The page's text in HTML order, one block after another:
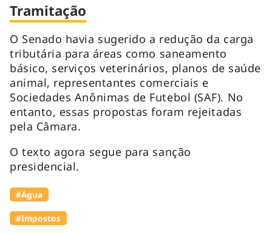
Tramitação
O Senado havia sugerido a redução da carga
tributária para áreas como saneamento
básico, serviços veterinários, planos de saúde
animal, representantes comerciais e
Sociedades Anônimas de Futebol (SAF). No
entanto, essas propostas foram rejeitadas
pela Câmara.
O texto agora segue para sanção
presidencial.
#Água
#Impostos